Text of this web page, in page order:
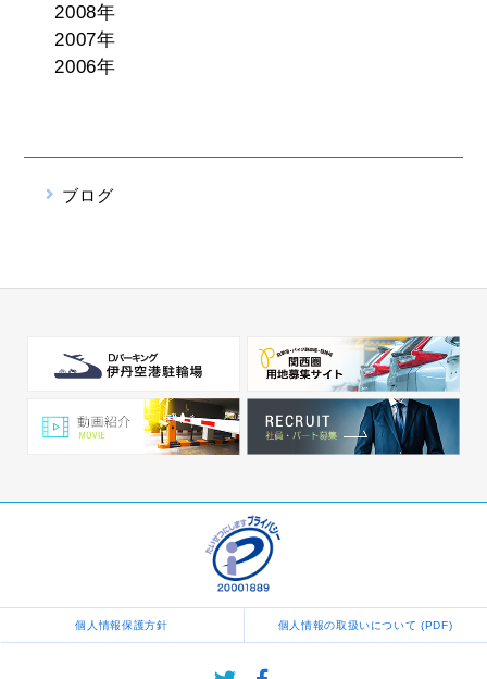
2008年
2007年
2006年
ブログ
個人情報保護方針 個人情報の取扱いについて (PDF)